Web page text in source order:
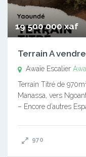
19 500 000 xaf
Terrain A
Awaïe Escalier
Terrain Titré de
Manassa, vers
– Encore d’autres
970